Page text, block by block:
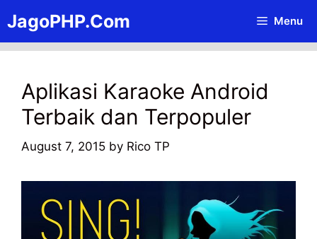
to
content
JagoPHP.Com Menu
Aplikasi Karaoke Android
Terbaik dan Terpopuler
August 7, 2015 by Rico TP